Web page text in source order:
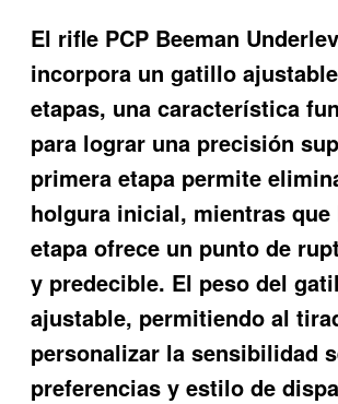
El rifle PCP Beeman
incorpora un gatillo
etapas, una característica
para lograr una precisión
primera etapa permite
holgura inicial, mientras que
etapa ofrece un punto de
y predecible. El peso del
ajustable, permitiendo al
personalizar la sensibilidad
preferencias y estilo de